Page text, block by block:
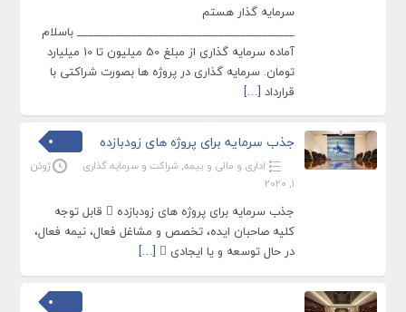
سرمایه گذار هستم
________________________________________ باسلام
آماده سرمایه گذاری از مبلغ 50 میلیون تا 10 میلیارد
تومان. سرمایه گذاری در پروژه ها بصورت شراکتی با
قرارداد […]
جذب سرمایه برای پروژه های زودبازده
اداری و مالی و بیمه, شراکت و سرمایه گذاری
ژوئن
1, 2020
جذب سرمایه برای پروژه های زودبازده  قابل توجه
کلیه صاحبان ایده، تخصص و مشاغل فعال، نیمه فعال،
در حال توسعه و یا ایجادی 
[…]